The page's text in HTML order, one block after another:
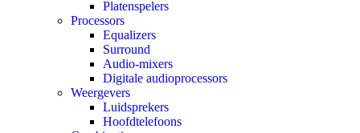
Platenspelers
Processors
Equalizers
Surround
Audio-mixers
Digitale audioprocessors
Weergevers
Luidsprekers
Hoofdtelefoons